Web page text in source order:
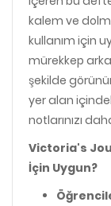
kalem ve
kullanım için
mürekkep
şekilde
yer alan
notlarınızı
Victoria's
İçin Uygun?